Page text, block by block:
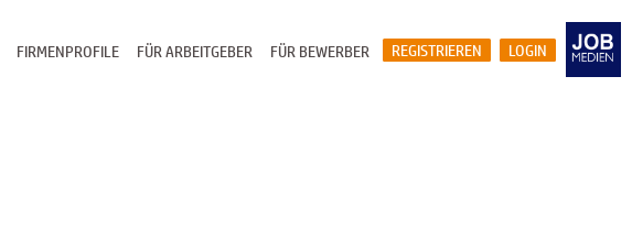
LOGIN
REGISTRIEREN
FÜR BEWERBER
FÜR ARBEITGEBER
FIRMENPROFILE